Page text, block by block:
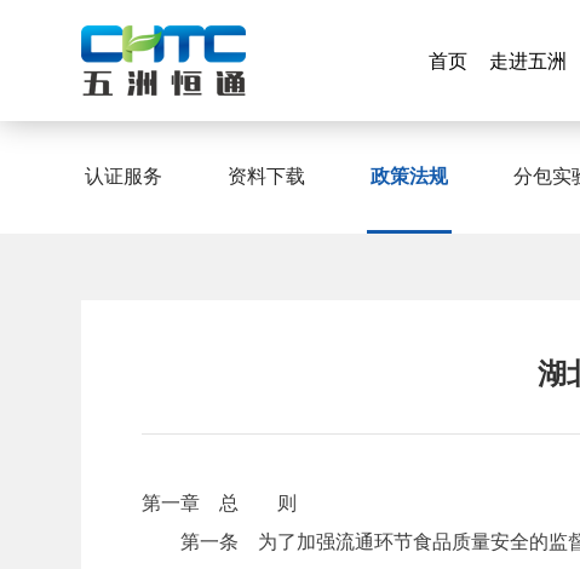
首页 走进五洲
认证服务 资料下载 政策法规 分包实
湖
第一章 总 则
第一条 为了加强流通环节食品质量安全的监督